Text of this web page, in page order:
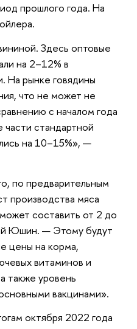
прошлого года. На
Здесь оптовые
на 2–12% в
На рынке говядины
что не может не
с началом года
стандартной
на 10–15%», —
по предварительным
производства мяса
составить от 2 до
Юшин. — Этому будут
цены на корма,
витаминов и
также уровень
вакцинами».
октября 2022 года